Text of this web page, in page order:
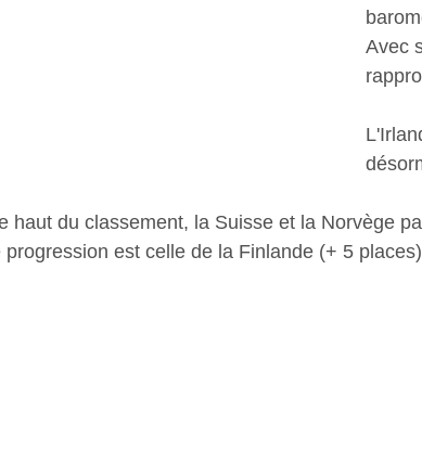
Avec
haut du classement, la Suisse et la Norvège
progression est celle de la Finlande (+ 5